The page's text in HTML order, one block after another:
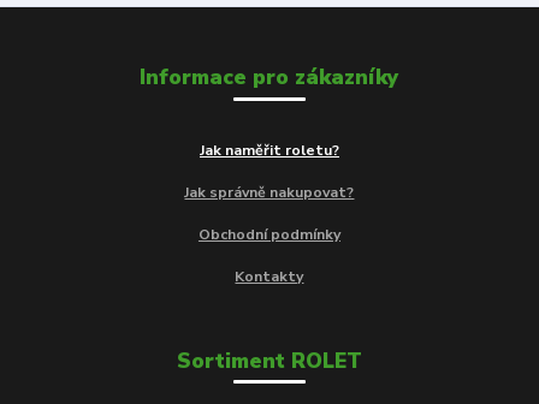
Informace pro zákazníky
Jak naměřit roletu?
Jak správně nakupovat?
Obchodní podmínky
Kontakty
Sortiment ROLET